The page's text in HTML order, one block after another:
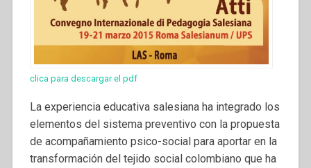
clica para descargar el pdf
La experiencia educativa salesiana ha integrado los
elementos del sistema preventivo con la propuesta
de acompañamiento psico-social para aportar en la
transformación del tejido social colombiano que ha